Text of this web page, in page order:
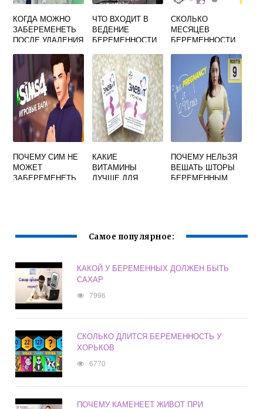
КОГДА МОЖНО
ЗАБЕРЕМЕНЕТЬ
ПОСЛЕ УДАЛЕНИЯ
ЧТО ВХОДИТ В
ВЕДЕНИЕ
БЕРЕМЕННОСТИ
СКОЛЬКО
МЕСЯЦЕВ
БЕРЕМЕННОСТИ
ПОЧЕМУ СИМ НЕ
МОЖЕТ
ЗАБЕРЕМЕНЕТЬ
КАКИЕ
ВИТАМИНЫ
ЛУЧШЕ ДЛЯ
ПОЧЕМУ НЕЛЬЗЯ
ВЕШАТЬ ШТОРЫ
БЕРЕМЕННЫМ
Самое популярное:
КАКОЙ У БЕРЕМЕННЫХ ДОЛЖЕН БЫТЬ
САХАР
7996
СКОЛЬКО ДЛИТСЯ БЕРЕМЕННОСТЬ У
ХОРЬКОВ
6770
ПОЧЕМУ КАМЕНЕЕТ ЖИВОТ ПРИ